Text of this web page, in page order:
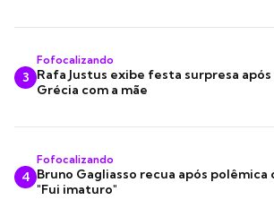
3
Fofocalizando
Rafa Justus exibe festa surpresa
Grécia com a mãe
4
Fofocalizando
Bruno Gagliasso recua após
"Fui imaturo"